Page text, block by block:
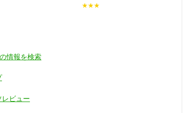
★★★
情報を検索
ビュー